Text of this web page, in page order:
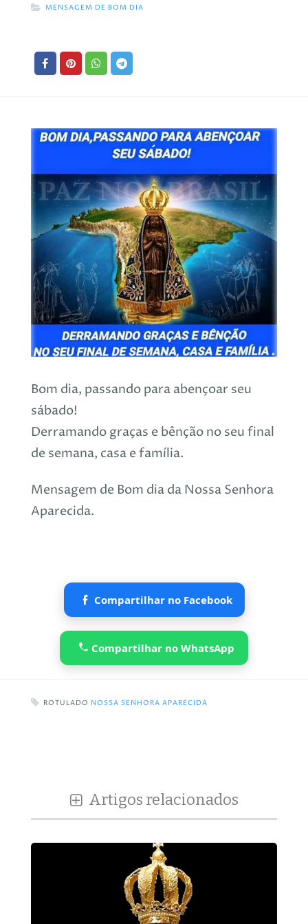
MENSAGEM DE BOM DIA
Bom dia, passando para abençoar seu
sábado!
Derramando graças e bênção no seu final
de semana, casa e família.
Mensagem de Bom dia da Nossa Senhora
Aparecida.
Compartilhar no Facebook
Compartilhar no WhatsApp
ROTULADO NOSSA SENHORA APARECIDA
Artigos relacionados